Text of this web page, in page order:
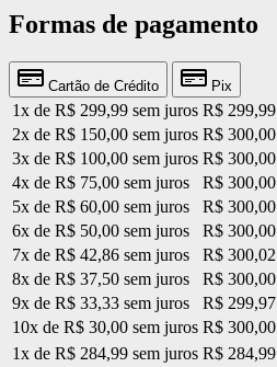
Formas de pagamento
Cartão de Crédito Pix
1x de R$ 299,99 sem juros R$ 299,99
2x de R$ 150,00 sem juros R$ 300,00
3x de R$ 100,00 sem juros R$ 300,00
4x de R$ 75,00 sem juros
R$ 300,00
5x de R$ 60,00 sem juros
R$ 300,00
6x de R$ 50,00 sem juros
R$ 300,00
7x de R$ 42,86 sem juros
R$ 300,02
8x de R$ 37,50 sem juros
R$ 300,00
9x de R$ 33,33 sem juros
R$ 299,97
10x de R$ 30,00 sem juros R$ 300,00
1x de R$ 284,99 sem juros R$ 284,99